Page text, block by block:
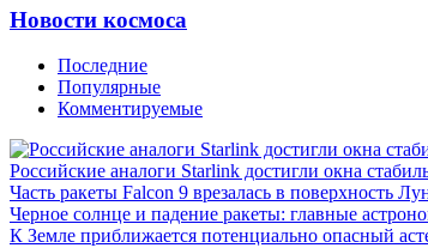
Новости космоса
Последние
Популярные
Комментируемые
Российские аналоги Starlink достигли окна
Часть ракеты Falcon 9 врезалась в поверхность
Черное солнце и падение ракеты: главные
К Земле приближается потенциально опасный